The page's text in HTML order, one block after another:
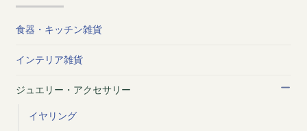
食器・キッチン雑貨
インテリア雑貨
ジュエリー・アクセサリー
イヤリング